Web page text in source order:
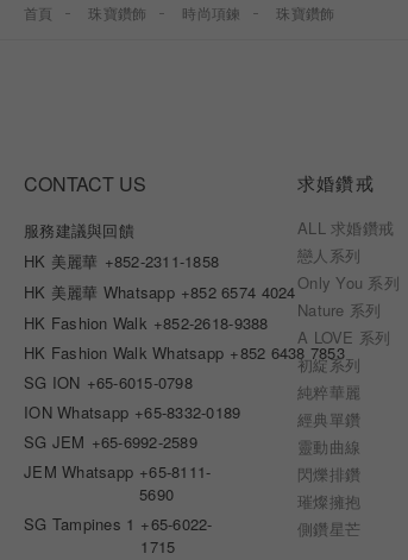
首頁 珠寶鑽飾 時尚項鍊 珠寶鑽飾
CONTACT US
服務建議與回饋
HK 美麗華 +852-2311-1858
HK 美麗華 Whatsapp +852 6574 4024
HK Fashion Walk +852-2618-9388
HK Fashion Walk Whatsapp +852 6438 7853
SG ION +65-6015-0798
ION Whatsapp +65-8332-0189
SG JEM +65-6992-2589
JEM Whatsapp +65-8111-
5690
SG Tampines 1 +65-6022-
1715
求婚鑽戒
ALL 求婚鑽戒
戀人系列
Only You 系列
Nature 系列
A LOVE 系列
初綻系列
純粹華麗
經典單鑽
靈動曲線
閃爍排鑽
璀燦擁抱
側鑽星芒